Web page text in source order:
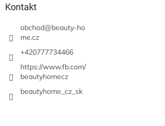
Kontakt
obchod@beauty-ho
me.cz
+420777734466
https://www.fb.com/
beautyhomecz
beautyhome_cz_sk